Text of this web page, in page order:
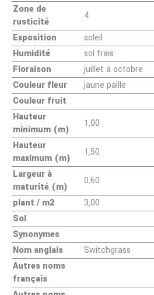
Zone de
rusticité
4
Exposition
soleil
Humidité
sol frais
Floraison
juillet à octobre
Couleur fleur
jaune paille
Couleur fruit
Hauteur
minimum (m)
1,00
Hauteur
maximum (m)
1,50
Largeur à
maturité (m)
0,60
plant / m2
3,00
Sol
Synonymes
Nom anglais
Switchgrass
Autres noms
français